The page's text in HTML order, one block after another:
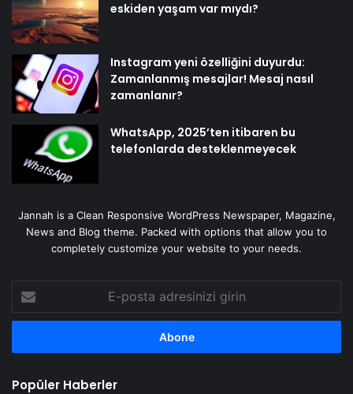
eskiden yaşam var mıydı?
Instagram yeni özelliğini duyurdu:
Zamanlanmış mesajlar! Mesaj nasıl
zamanlanır?
WhatsApp, 2025’ten itibaren bu
telefonlarda desteklenmeyecek
Jannah is a Clean Responsive WordPress Newspaper, Magazine,
News and Blog theme. Packed with options that allow you to
completely customize your website to your needs.
posta
adresinizi
Popüler Haberler